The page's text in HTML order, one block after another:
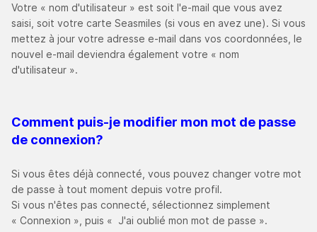
Votre « nom d'utilisateur » est soit l'e-mail que vous avez
saisi, soit votre carte Seasmiles (si vous en avez une). Si vous
mettez à jour votre adresse e-mail dans vos coordonnées, le
nouvel e-mail deviendra également votre « nom
d'utilisateur ».
Comment puis-je modifier mon mot de passe
de connexion?
Si vous êtes déjà connecté, vous pouvez changer votre mot
de passe à tout moment depuis votre profil.
Si vous n'êtes pas connecté, sélectionnez simplement
« Connexion », puis « J'ai oublié mon mot de passe ».